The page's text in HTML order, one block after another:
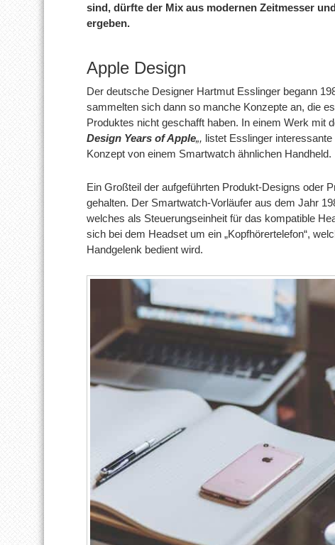
sind, dürfte der Mix aus modernen Zeitmesser
ergeben.
Apple Design
Der deutsche Designer Hartmut Esslinger begann
sammelten sich dann so manche Konzepte an, die
Produktes nicht geschafft haben. In einem Werk mit
Design Years of Apple„, listet Esslinger
Konzept von einem Smartwatch ähnlichen Handheld.
Ein Großteil der aufgeführten Produkt-Designs oder
gehalten. Der Smartwatch-Vorläufer aus dem Jahr
welches als Steuerungseinheit für das kompatible
sich bei dem Headset um ein „Kopfhörertelefon“,
Handgelenk bedient wird.